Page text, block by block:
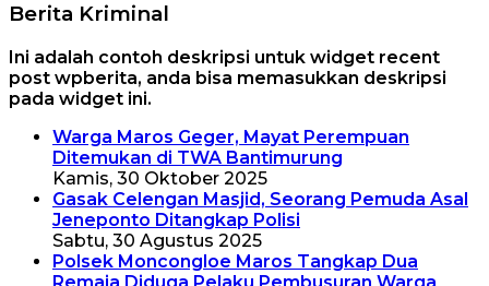
Berita Kriminal
Ini adalah contoh deskripsi untuk widget recent
post wpberita, anda bisa memasukkan deskripsi
pada widget ini.
Warga Maros Geger, Mayat Perempuan
Ditemukan di TWA Bantimurung
Kamis, 30 Oktober 2025
Gasak Celengan Masjid, Seorang Pemuda Asal
Jeneponto Ditangkap Polisi
Sabtu, 30 Agustus 2025
Polsek Moncongloe Maros Tangkap Dua